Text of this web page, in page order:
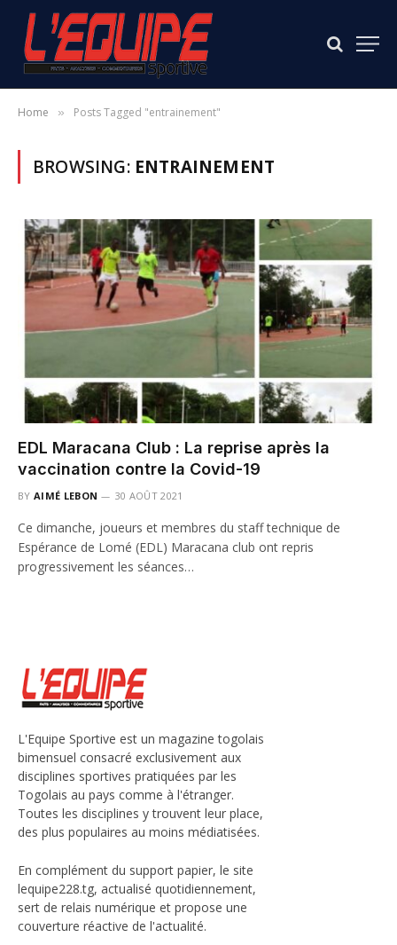
Home » Posts Tagged "entrainement"
BROWSING: ENTRAINEMENT
EDL Maracana Club : La reprise après la
vaccination contre la Covid-19
BY AIMÉ LEBON 30 AOÛT 2021
Ce dimanche, joueurs et membres du staff technique de
Espérance de Lomé (EDL) Maracana club ont repris
progressivement les séances…
L'Equipe Sportive est un magazine togolais
bimensuel consacré exclusivement aux
disciplines sportives pratiquées par les
Togolais au pays comme à l'étranger.
Toutes les disciplines y trouvent leur place,
des plus populaires au moins médiatisées.
En complément du support papier, le site
lequipe228.tg, actualisé quotidiennement,
sert de relais numérique et propose une
couverture réactive de l'actualité.